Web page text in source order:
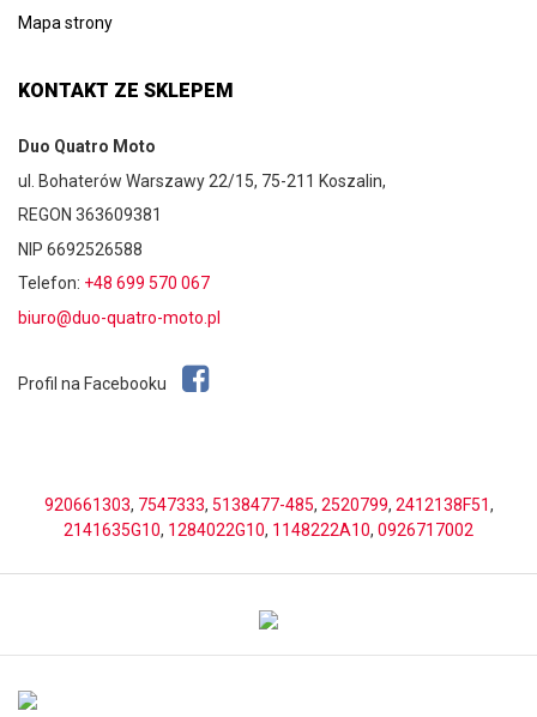
Mapa strony
KONTAKT ZE SKLEPEM
Duo Quatro Moto
ul. Bohaterów Warszawy 22/15, 75-211 Koszalin,
REGON 363609381
NIP 6692526588
Telefon: +48 699 570 067
biuro@duo-quatro-moto.pl
Profil na Facebooku
920661303, 7547333, 5138477-485, 2520799, 2412138F51,
2141635G10, 1284022G10, 1148222A10, 0926717002